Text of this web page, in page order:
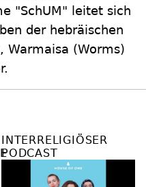
"SchUM" leitet sich
der hebräischen
Warmaisa (Worms)
INTERRELIGIÖSER
PODCAST